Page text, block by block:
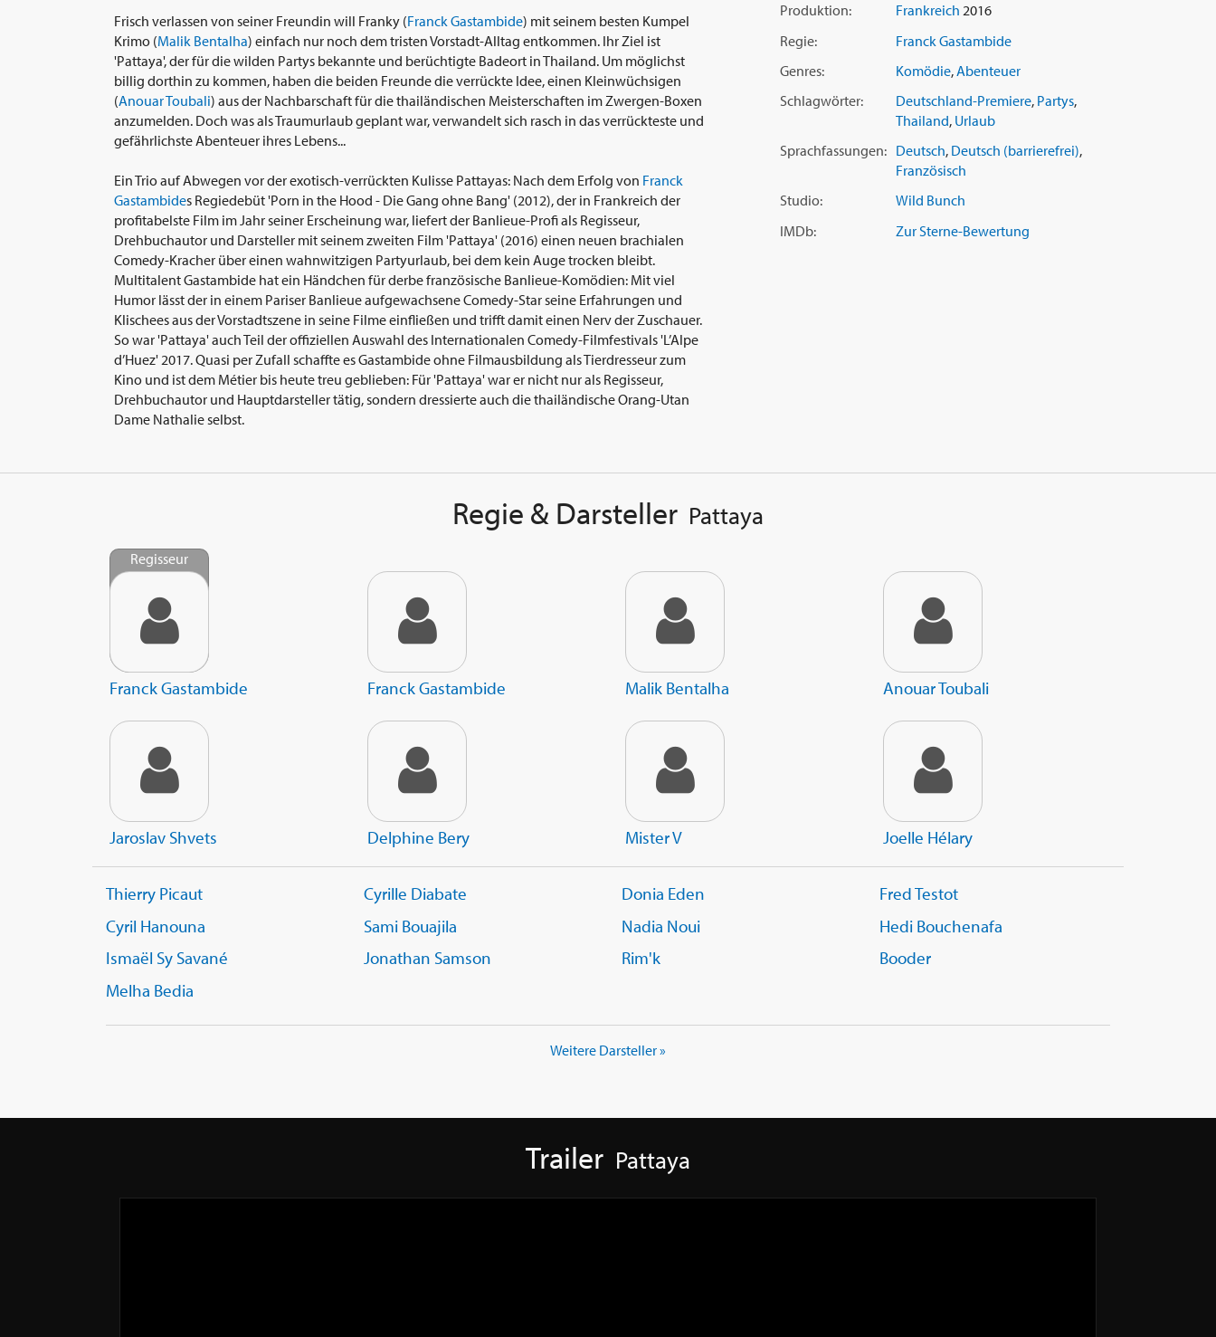
Frisch verlassen von seiner Freundin will Franky (Franck Gastambide) mit seinem besten Kumpel
Krimo (Malik Bentalha) einfach nur noch dem tristen Vorstadt-Alltag entkommen. Ihr Ziel ist
'Pattaya', der für die wilden Partys bekannte und berüchtigte Badeort in Thailand. Um möglichst
billig dorthin zu kommen, haben die beiden Freunde die verrückte Idee, einen Kleinwüchsigen
(Anouar Toubali) aus der Nachbarschaft für die thailändischen Meisterschaften im Zwergen-Boxen
anzumelden. Doch was als Traumurlaub geplant war, verwandelt sich rasch in das verrückteste und
gefährlichste Abenteuer ihres Lebens...
Ein Trio auf Abwegen vor der exotisch-verrückten Kulisse Pattayas: Nach dem Erfolg von Franck
Gastambides Regiedebüt 'Porn in the Hood - Die Gang ohne Bang' (2012), der in Frankreich der
profitabelste Film im Jahr seiner Erscheinung war, liefert der Banlieue-Profi als Regisseur,
Drehbuchautor und Darsteller mit seinem zweiten Film 'Pattaya' (2016) einen neuen brachialen
Comedy-Kracher über einen wahnwitzigen Partyurlaub, bei dem kein Auge trocken bleibt.
Multitalent Gastambide hat ein Händchen für derbe französische Banlieue-Komödien: Mit viel
Humor lässt der in einem Pariser Banlieue aufgewachsene Comedy-Star seine Erfahrungen und
Klischees aus der Vorstadtszene in seine Filme einfließen und trifft damit einen Nerv der Zuschauer.
So war 'Pattaya' auch Teil der offiziellen Auswahl des Internationalen Comedy-Filmfestivals 'L’Alpe
d’Huez' 2017. Quasi per Zufall schaffte es Gastambide ohne Filmausbildung als Tierdresseur zum
Kino und ist dem Métier bis heute treu geblieben: Für 'Pattaya' war er nicht nur als Regisseur,
Drehbuchautor und Hauptdarsteller tätig, sondern dressierte auch die thailändische Orang-Utan
Dame Nathalie selbst.
Produktion:
Frankreich 2016
Regie:
Franck Gastambide
Genres:
Komödie,Abenteuer
Schlagwörter:
Deutschland-Premiere, Partys,
Thailand, Urlaub
Sprachfassungen: Deutsch, Deutsch (barrierefrei),
Französisch
Studio:
Wild Bunch
IMDb:
Zur Sterne-Bewertung
Regie & Darsteller Pattaya
Regisseur
Franck Gastambide Franck Gastambide Malik Bentalha Anouar Toubali
Jaroslav Shvets Delphine Bery Mister V Joelle Hélary
Thierry Picaut Cyrille Diabate Donia Eden
Fred Testot
Cyril Hanouna
Sami Bouajila Nadia Noui
Hedi Bouchenafa
Ismaël Sy Savané
Jonathan Samson Rim'k
Booder
Melha Bedia
Weitere Darsteller »
Trailer Pattaya